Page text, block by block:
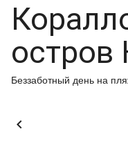
остров
Беззаботный день на
